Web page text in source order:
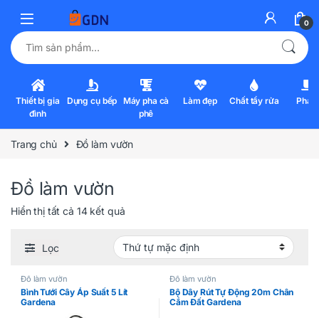
0
Tìm kiếm:
Thiết bị gia
đình
Dụng cụ bếp Máy pha cà
phê
Làm đẹp Chất tẩy rửa Pha
Trang chủ Đồ làm vườn
Đồ làm vườn
Hiển thị tất cả 14 kết quả
Lọc
Đồ làm vườn
Bình Tưới Cây Áp Suất 5 Lít
Gardena
Đồ làm vườn
Bộ Dây Rút Tự Động 20m Chân
Cắm Đất Gardena